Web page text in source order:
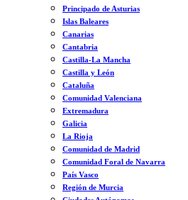
Principado de Asturias
Islas Baleares
Canarias
Cantabria
Castilla-La Mancha
Castilla y León
Cataluña
Comunidad Valenciana
Extremadura
Galicia
La Rioja
Comunidad de Madrid
Comunidad Foral de Navarra
País Vasco
Región de Murcia